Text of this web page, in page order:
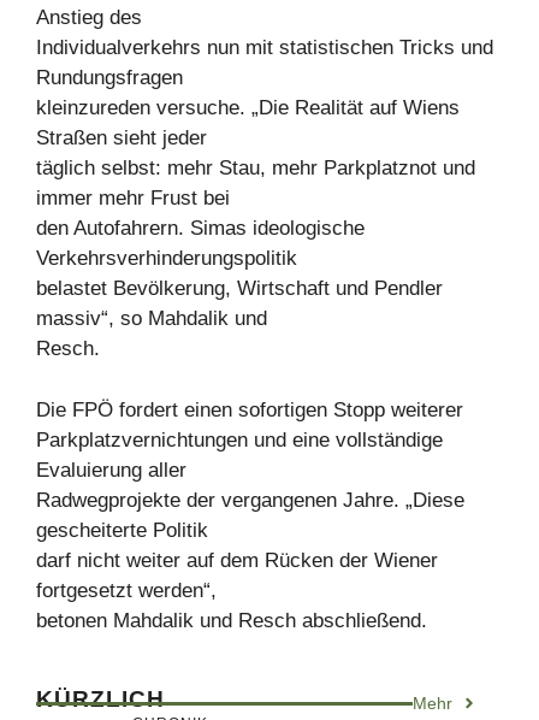
Anstieg des
Individualverkehrs nun mit statistischen Tricks und
Rundungsfragen
kleinzureden versuche. „Die Realität auf Wiens
Straßen sieht jeder
täglich selbst: mehr Stau, mehr Parkplatznot und
immer mehr Frust bei
den Autofahrern. Simas ideologische
Verkehrsverhinderungspolitik
belastet Bevölkerung, Wirtschaft und Pendler
massiv“, so Mahdalik und
Resch.
Die FPÖ fordert einen sofortigen Stopp weiterer
Parkplatzvernichtungen und eine vollständige
Evaluierung aller
Radwegprojekte der vergangenen Jahre. „Diese
gescheiterte Politik
darf nicht weiter auf dem Rücken der Wiener
fortgesetzt werden“,
betonen Mahdalik und Resch abschließend.
KÜRZLICH Mehr